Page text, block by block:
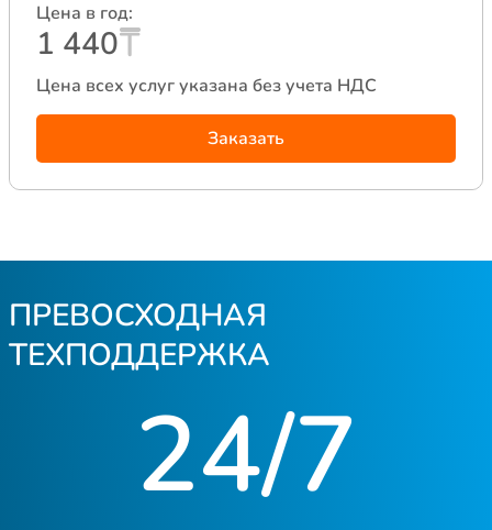
Цена в год:
1 440
Цена всех услуг указана без учета НДС
Заказать
ПРЕВОСХОДНАЯ
ТЕХПОДДЕРЖКА
24/7